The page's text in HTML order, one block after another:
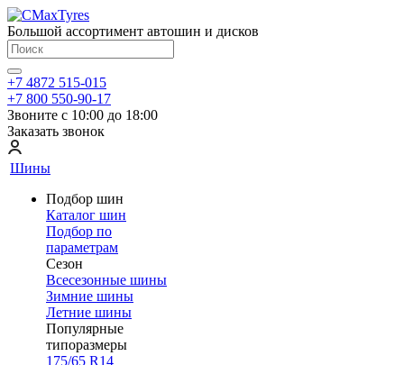
Большой ассортимент автошин и дисков
+7 4872 515-015
+7 800 550-90-17
Звоните с 10:00 до 18:00
Заказать звонок
Шины
Подбор шин
Каталог шин
Подбор по
параметрам
Сезон
Всесезонные шины
Зимние шины
Летние шины
Популярные
типоразмеры
175/65 R14